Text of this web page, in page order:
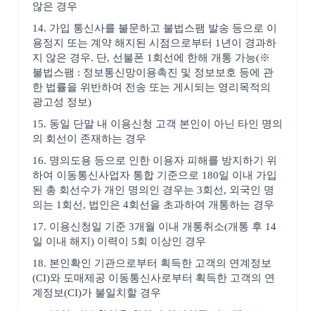
않은 경우
14. 가입 통신사를 불문하고 불법스팸 발송 등으로 이
용정지 또는 계약 해지된 시점으로부터 1년이 경과하
지 않은 경우. 단, 선불폰 1회선에 한해 개통 가능(※
불법스팸 : 정보통신망이용촉진 및 정보보호 등에 관
한 법률을 위반하여 전송 또는 게시되는 영리목적의
광고성 정보)
15. 동일 단말 내 이용신청 고객 본인이 아닌 타인 명의
의 회선이 존재하는 경우
16. 명의도용 등으로 인한 이용자 피해를 방지하기 위
하여 이동통신사업자 통합 기준으로 180일 이내 가입
된 총 회선수가 개인 명의인 경우는 3회선, 외국인 명
의는 1회선, 법인은 4회선을 초과하여 개통하는 경우
17. 이용신청일 기준 3개월 이내 개통취소(개통 후 14
일 이내 해지) 이력이 5회 이상인 경우
18. 본인확인 기관으로부터 획득한 고객의 연계정보
(CI)와 도매제공 이동통신사로부터 획득한 고객의 연
계정보(CI)가 불일치할 경우